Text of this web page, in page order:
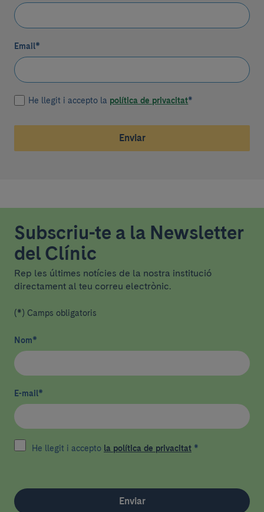
Email*
He llegit i accepto la política de privacitat*
Enviar
Subscriu-te a la Newsletter
del Clínic
Rep les últimes notícies de la nostra institució
directament al teu correu electrònic.
(*) Camps obligatoris
Nom*
E-mail*
He llegit i accepto la política de privacitat *
Enviar